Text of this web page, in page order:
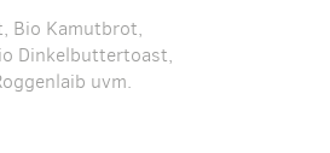
Bio Kamutbrot,
Dinkelbuttertoast,
uvm.